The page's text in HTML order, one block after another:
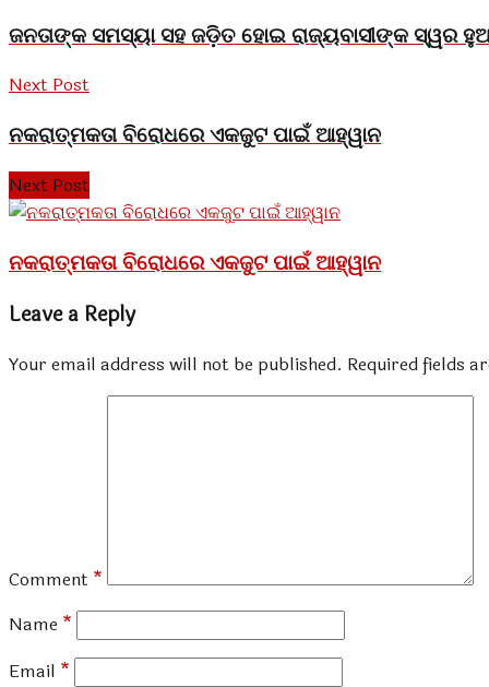
ଜନତାଙ୍କ ସମସ୍ୟା ସହ ଜଡ଼ିତ ହୋଇ ରାଜ୍ୟବାସୀଙ୍କ ସ୍ୱର
Next Post
ନକରାତ୍ମକତା ବିରୋଧରେ ଏକଜୁଟ ପାଇଁ ଆହ୍ୱାନ
Next Post
ନକରାତ୍ମକତା ବିରୋଧରେ ଏକଜୁଟ ପାଇଁ ଆହ୍ୱାନ
Leave a Reply
Your email address will not be published. Required fields
Comment *
Name *
Email *